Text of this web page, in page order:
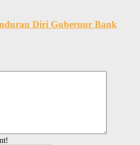
Diri Gubernur Bank